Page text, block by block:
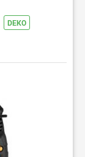
DEKO